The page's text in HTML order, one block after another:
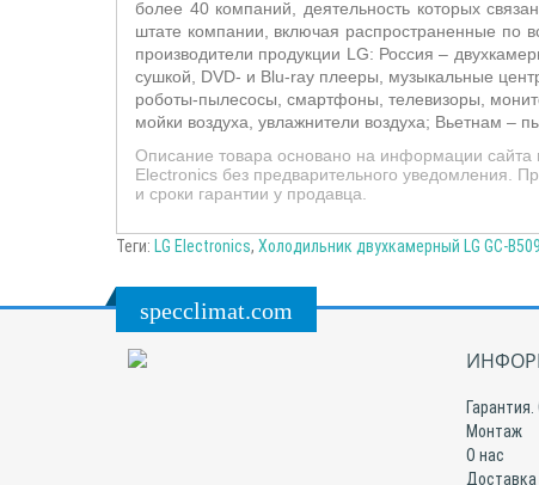
более 40 компаний, деятельность которых
штате компании, включая распространенные по
производители продукции LG: Россия –
сушкой, DVD- и Blu-ray плееры, музыкальные
роботы-пылесосы, смартфоны, телевизоры,
мойки воздуха, увлажнители воздуха; Вьетнам –
Описание товара основано на информации сайта
Electronics без предварительного уведомления.
и сроки гарантии у продавца.
Теги: LG Electronics, Холодильник двухкамерный LG GC-
specclimat.com
Монтаж
О нас